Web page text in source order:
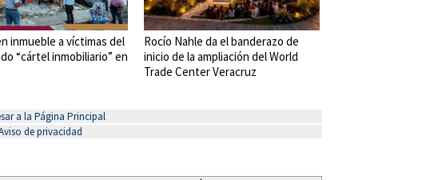
inmueble a víctimas del
“cártel inmobiliario” en
Rocío Nahle da el banderazo de
inicio de la ampliación del World
Trade Center Veracruz
a la Página Principal
de privacidad